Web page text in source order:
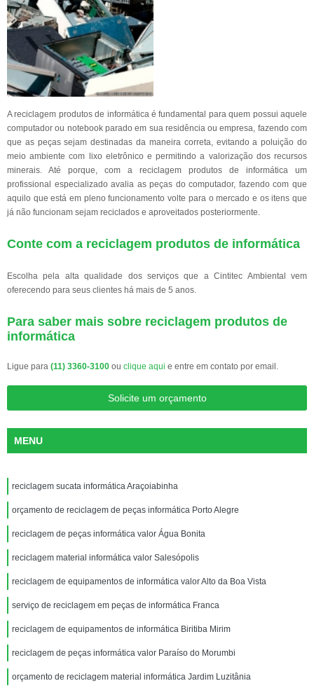
A reciclagem produtos de informática é fundamental para quem possui aquele
computador ou notebook parado em sua residência ou empresa, fazendo com
que as peças sejam destinadas da maneira correta, evitando a poluição do
meio ambiente com lixo eletrônico e permitindo a valorização dos recursos
minerais. Até porque, com a reciclagem produtos de informática um
profissional especializado avalia as peças do computador, fazendo com que
aquilo que está em pleno funcionamento volte para o mercado e os itens que
já não funcionam sejam reciclados e aproveitados posteriormente.
Conte com a reciclagem produtos de informática
Escolha pela alta qualidade dos serviços que a Cintitec Ambiental vem
oferecendo para seus clientes há mais de 5 anos.
Para saber mais sobre reciclagem produtos de
informática
Ligue para (11) 3360-3100 ou clique aqui e entre em contato por email.
Solicite um orçamento
MENU
reciclagem sucata informática Araçoiabinha
orçamento de reciclagem de peças informática Porto Alegre
reciclagem de peças informática valor Água Bonita
reciclagem material informática valor Salesópolis
reciclagem de equipamentos de informática valor Alto da Boa Vista
serviço de reciclagem em peças de informática Franca
reciclagem de equipamentos de informática Biritiba Mirim
reciclagem de peças informática valor Paraíso do Morumbi
orçamento de reciclagem material informática Jardim Luzitânia